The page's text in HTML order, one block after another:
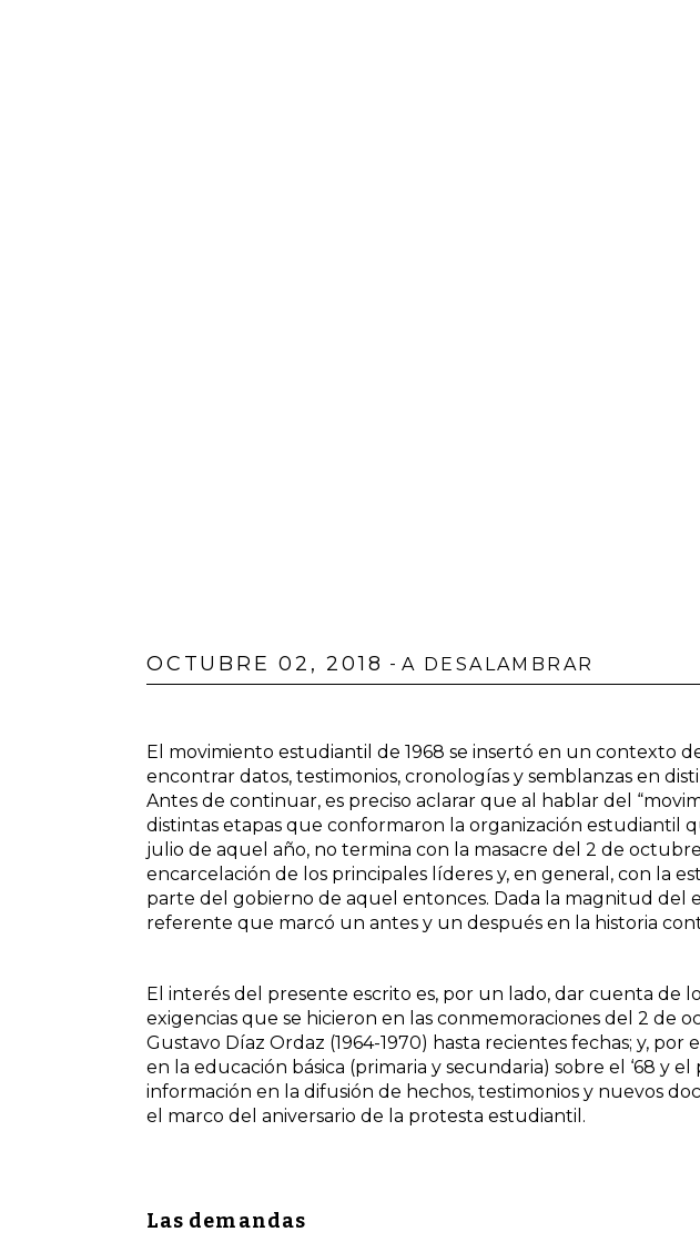
OCTUBRE 02, 2018 - A DESALAMBRAR
El movimiento estudiantil de 1968 se insertó en un contexto
encontrar datos, testimonios, cronologías y semblanzas en
Antes de continuar, es preciso aclarar que al hablar del
distintas etapas que conformaron la organización estudiantil
julio de aquel año, no termina con la masacre del 2 de
encarcelación de los principales líderes y, en general, con la
parte del gobierno de aquel entonces. Dada la magnitud del
referente que marcó un antes y un después en la historia
El interés del presente escrito es, por un lado, dar cuenta de
exigencias que se hicieron en las conmemoraciones del 2 de
Gustavo Díaz Ordaz (1964-1970) hasta recientes fechas; y,
en la educación básica (primaria y secundaria) sobre el ‘68 y
información en la difusión de hechos, testimonios y nuevos
el marco del aniversario de la protesta estudiantil.
Las demandas